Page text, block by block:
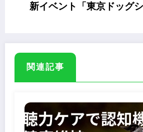
新イベント「東京ドッグ
関連記事